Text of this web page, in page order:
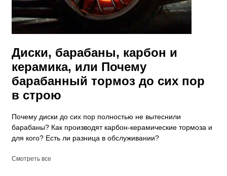
Диски, барабаны, карбон и
керамика, или Почему
барабанный тормоз до сих пор
в строю
Почему диски до сих пор полностью не вытеснили
барабаны? Как производят карбон-керамические тормоза и
для кого? Есть ли разница в обслуживании?
Смотреть все